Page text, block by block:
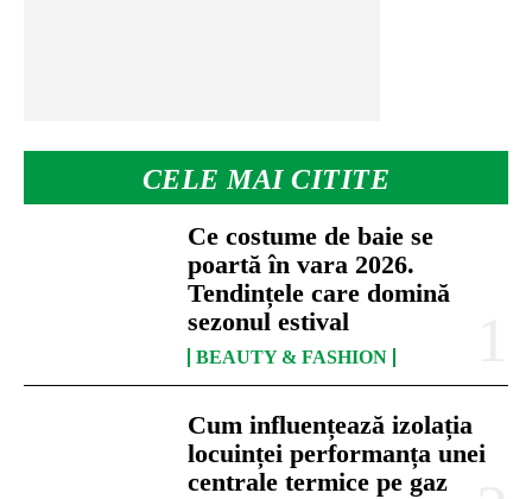
CELE MAI CITITE
Ce costume de baie se
poartă în vara 2026.
Tendințele care domină
sezonul estival
BEAUTY & FASHION
Cum influențează izolația
locuinței performanța unei
centrale termice pe gaz